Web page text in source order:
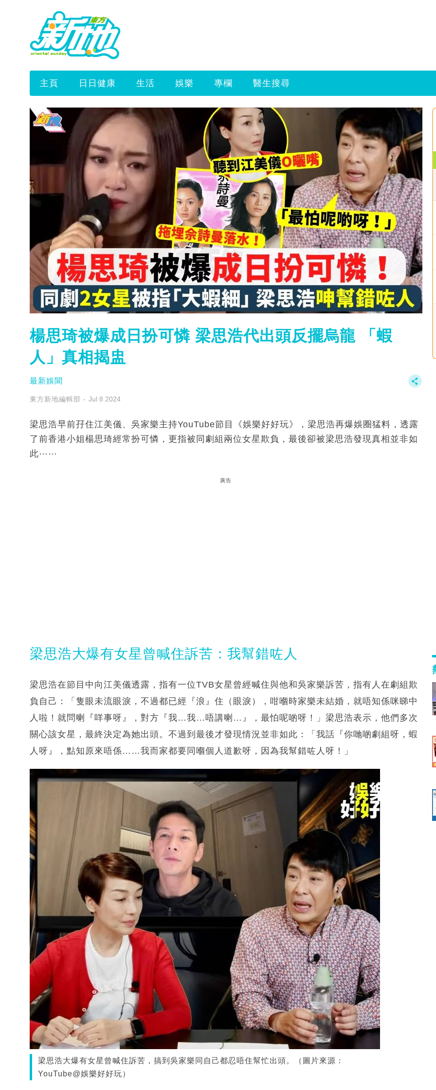
主頁 日日健康 生活 娛樂 專欄 醫生搜尋
楊思琦被爆成日扮可憐 梁思浩代出頭反擺烏龍 「蝦
人」真相揭盅
最新娛聞
東方新地編輯部 Jul 8 2024
梁思浩早前孖住江美儀、吳家樂主持YouTube節目《娛樂好好玩》，梁思浩再爆娛圈猛料，透露
了前香港小姐楊思琦經常扮可憐，更指被同劇組兩位女星欺負，最後卻被梁思浩發現真相並非如
此⋯⋯
廣告
梁思浩大爆有女星曾喊住訴苦：我幫錯咗人
梁思浩在節目中向江美儀透露，指有一位TVB女星曾經喊住與他和吳家樂訴苦，指有人在劇組欺
負自己：「隻眼未流眼淚，不過都已經『浪』住（眼淚），咁嗰時家樂未結婚，就唔知係咪睇中
人啦！就問喇『咩事呀』，對方『我…我…唔講喇…』，最怕呢啲呀！」梁思浩表示，他們多次
關心該女星，最終決定為她出頭。不過到最後才發現情況並非如此：「我話『你哋啲劇組呀，蝦
人呀』，點知原來唔係……我而家都要同嗰個人道歉呀，因為我幫錯咗人呀！」
梁思浩大爆有女星曾喊住訴苦，搞到吳家樂同自己都忍唔住幫忙出頭。（圖片來源：
YouTube@娛樂好好玩）